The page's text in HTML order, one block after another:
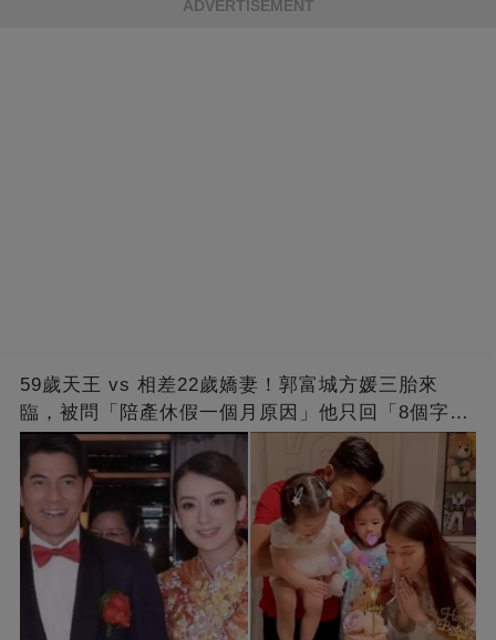
ADVERTISEMENT
59歲天王 vs 相差22歲嬌妻！郭富城方媛三胎來
臨，被問「陪產休假一個月原因」他只回「8個字」
被贊爆